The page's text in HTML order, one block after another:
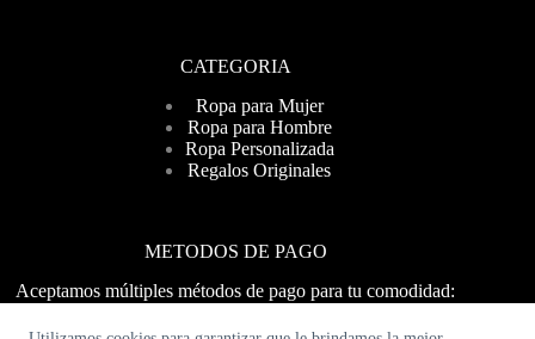
CATEGORIA
Ropa para Mujer
Ropa para Hombre
Ropa Personalizada
Regalos Originales
METODOS DE PAGO
Aceptamos múltiples métodos de pago para tu comodidad: